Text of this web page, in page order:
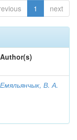
1 next
Author(s)
Емяльянчык, В. А.